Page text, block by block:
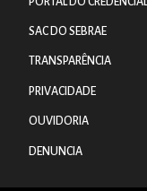
SAC DO SEBRAE
TRANSPARÊNCIA
PRIVACIDADE
OUVIDORIA
DENUNCIA